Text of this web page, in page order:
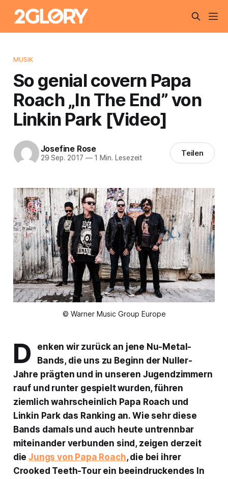
MUSIK
So genial covern Papa
Roach „In The End” von
Linkin Park [Video]
Josefine Rose
29 Sep. 2017 —1 Min. Lesezeit Teilen
© Warner Music Group Europe
D
enken wir zurück an jene Nu-Metal-
Bands, die uns zu Beginn der Nuller-
Jahre prägten und in unseren Jugendzimmern
rauf und runter gespielt wurden, führen
ziemlich wahrscheinlich Papa Roach und
Linkin Park das Ranking an. Wie sehr diese
Bands damals und auch heute untrennbar
miteinander verbunden sind, zeigen derzeit
dieJungs von Papa Roach, die bei ihrer
Crooked Teeth-Tour ein beeindruckendes In